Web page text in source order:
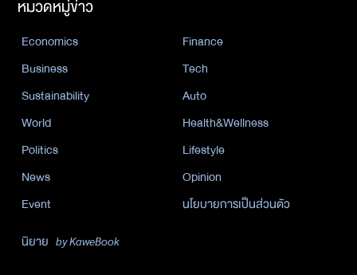
หมวดหมู่ข่าว
Economics
Finance
Business
Tech
Sustainability
Auto
World
Health&Wellness
Politics
Lifestyle
News
Opinion
Event
นโยบายการเป็นส่วนตัว
นิยาย by KaweBook